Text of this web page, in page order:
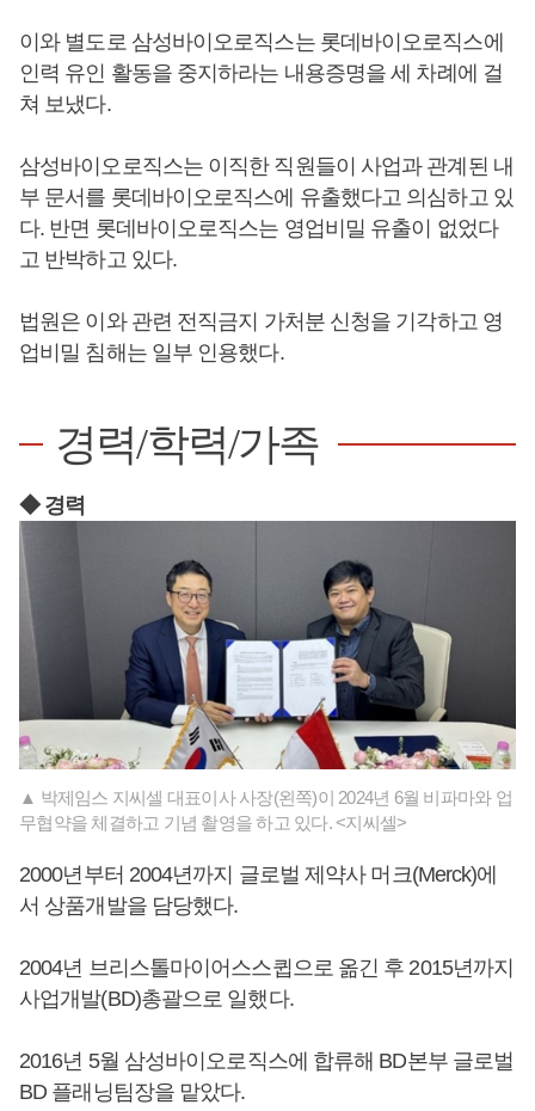
이와 별도로 삼성바이오로직스는 롯데바이오로직스에
인력 유인 활동을 중지하라는 내용증명을 세 차례에 걸
쳐 보냈다.
삼성바이오로직스는 이직한 직원들이 사업과 관계된 내
부 문서를 롯데바이오로직스에 유출했다고 의심하고 있
다. 반면 롯데바이오로직스는 영업비밀 유출이 없었다
고 반박하고 있다.
법원은 이와 관련 전직금지 가처분 신청을 기각하고 영
업비밀 침해는 일부 인용했다.
경력/학력/가족
◆ 경력
▲ 박제임스 지씨셀 대표이사 사장(왼쪽)이 2024년 6월 비파마와 업
무협약을 체결하고 기념 촬영을 하고 있다. <지씨셀>
2000년부터 2004년까지 글로벌 제약사 머크(Merck)에
서 상품개발을 담당했다.
2004년 브리스톨마이어스스큅으로 옮긴 후 2015년까지
사업개발(BD)총괄으로 일했다.
2016년 5월 삼성바이오로직스에 합류해 BD본부 글로벌
BD 플래닝팀장을 맡았다.